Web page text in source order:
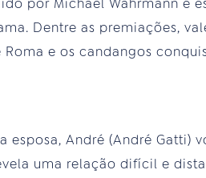
Dentre as premiações,
e os candangos
esposa, André (André Gatti)
uma relação difícil e